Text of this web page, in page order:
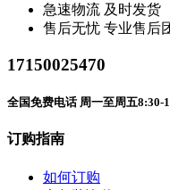
急速物流 及时发货
售后无忧 专业售后
17150025470
全国免费电话 周一至周五8:30-
订购指南
如何订购